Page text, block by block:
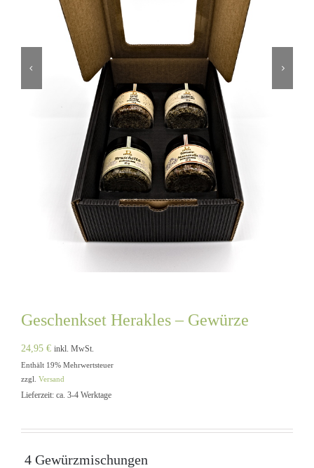
Geschenkset Herakles – Gewürze
24,95 € inkl. MwSt.
Enthält 19% Mehrwertsteuer
zzgl. Versand
Lieferzeit: ca. 3-4 Werktage
4 Gewürzmischungen